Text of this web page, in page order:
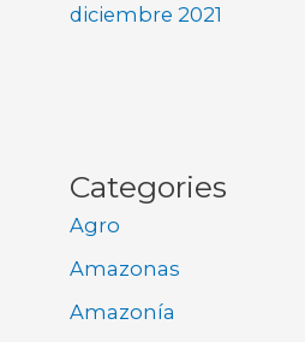
diciembre 2021
Categories
Agro
Amazonas
Amazonía